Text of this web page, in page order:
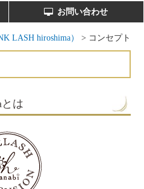
コンセプト
コース・料金一覧
卒業生の声
お問い合わせ
LASH hiroshima） > コンセプト
は